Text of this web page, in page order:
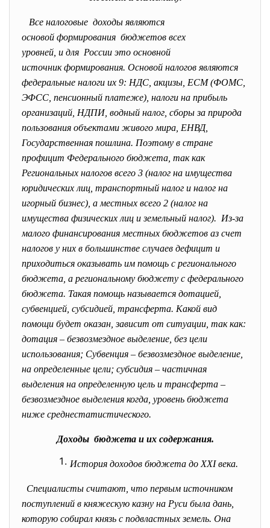
Все налоговые доходы являются
основой формирования бюджетов всех
уровней, и для России это основной
источник формирования. Основой налогов являются
федеральные налоги их 9: НДС, акцизы, ЕСМ (ФОМС,
ЭФСС, пенсионный платеже), налоги на прибыль
организаций, НДПИ, водный налог, сборы за природа
пользования объектами живого мира, ЕНВД,
Государственная пошлина. Поэтому в стране
профицит Федерального бюджета, так как
Региональных налогов всего 3 (налог на имущества
юридических лиц, транспортный налог и налог на
игорный бизнес), а местных всего 2 (налог на
имущества физических лиц и земельный налог). Из-за
малого финансирования местных бюджетов аз счет
налогов у них в большинстве случаев дефицит и
приходиться оказывать им помощь с регионального
бюджета, а региональному бюджету с федерального
бюджета. Такая помощь называется дотацией,
субвенцией, субсидией, трансферта. Какой вид
помощи будет оказан, зависит от ситуации, так как:
дотация – безвозмездное выделение, без цели
использования; Субвенция – безвозмездное выделение,
на определенные цели; субсидия – частичная
выделения на определенную цель и трансферта –
безвозмездное выделения когда, уровень бюджета
ниже среднестатистического.
Доходы бюджета и их содержания.
История доходов бюджета до XXI века.
Специалисты считают, что первым источником
поступлений в княжескую казну на Руси была дань,
которую собирал князь с подвластных земель. Она